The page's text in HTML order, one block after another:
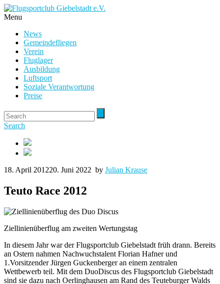
Menu
News
Gemeindefliegen
Verein
Fluglager
Ausbildung
Luftsport
Soziale Verantwortung
Preise
Search
18. April 201220. Juni 2022 by Julian Krause
Teuto Race 2012
Ziellinienüberflug am zweiten Wertungstag
In diesem Jahr war der Flugsportclub Giebelstadt früh drann. Bereits
an Ostern nahmen Nachwuchstalent Florian Hafner und
1.Vorsitzender Jürgen Guckenberger an einem zentralen
Wettbewerb teil. Mit dem DuoDiscus des Flugsportclub Giebelstadt
sind sie dazu nach Oerlinghausen am Rand des Teuteburger Walds